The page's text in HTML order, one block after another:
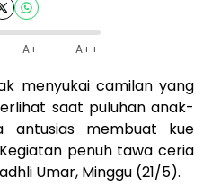
A+ A++
menyukai camilan yang
saat puluhan anak-
antusias membuat kue
penuh tawa ceria
Umar, Minggu (21/5).